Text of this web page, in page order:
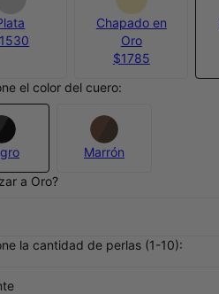
Chapado en
Oro
$1785
el color del cuero:
Marrón
a Oro?
la cantidad de perlas (1-10):